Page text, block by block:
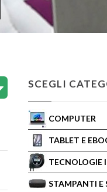
SCEGLI
COMPUTER
TABLET E
TECNOLOGIE
STAMPANTI E